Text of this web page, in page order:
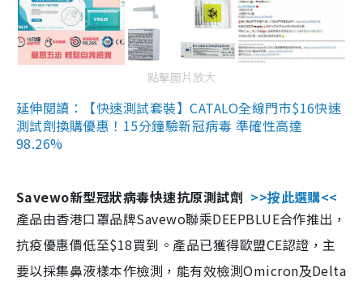
點擊圖片放大
延伸閱讀：【快速測試套裝】CATALO全線門市$16快速
測試劑換購優惠！15分鐘驗新冠病毒 準確性高達
98.26%
Savewo新型冠狀病毒快速抗原測試劑 >>按此選購<<
產品由香港口罩品牌Savewo聯乘DEEPBLUE合作推出，
抗疫優惠價低至$18買到。產品已獲得歐盟CE認證，主
要以採集鼻液樣本作檢測，能有效檢測Omicron及Delta